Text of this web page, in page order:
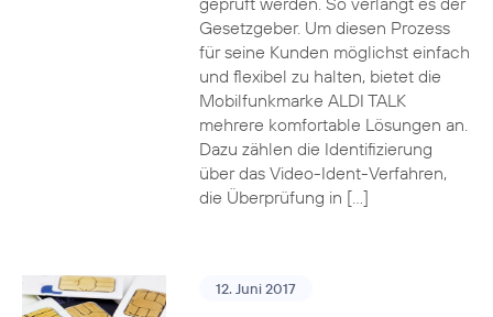
Gesetzgeber. Um diesen Prozess
für seine Kunden möglichst einfach
und flexibel zu halten, bietet die
Mobilfunkmarke ALDI TALK
mehrere komfortable Lösungen an.
Dazu zählen die Identifizierung
über das Video-Ident-Verfahren,
die Überprüfung in […]
12. Juni 2017